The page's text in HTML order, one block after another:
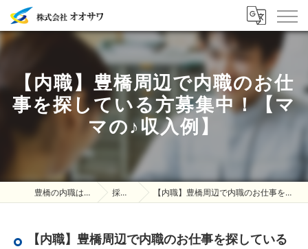
【内職】豊橋周辺で内職のお仕
事を探している方募集中！【マ
マの♪収入例】
豊橋の内職は株式会社オオサワ 採用ブログ 【内職】豊橋周辺で内職のお仕事を探している方募集中！【ママの♪収入例】
【内職】豊橋周辺で内職のお仕事を探している